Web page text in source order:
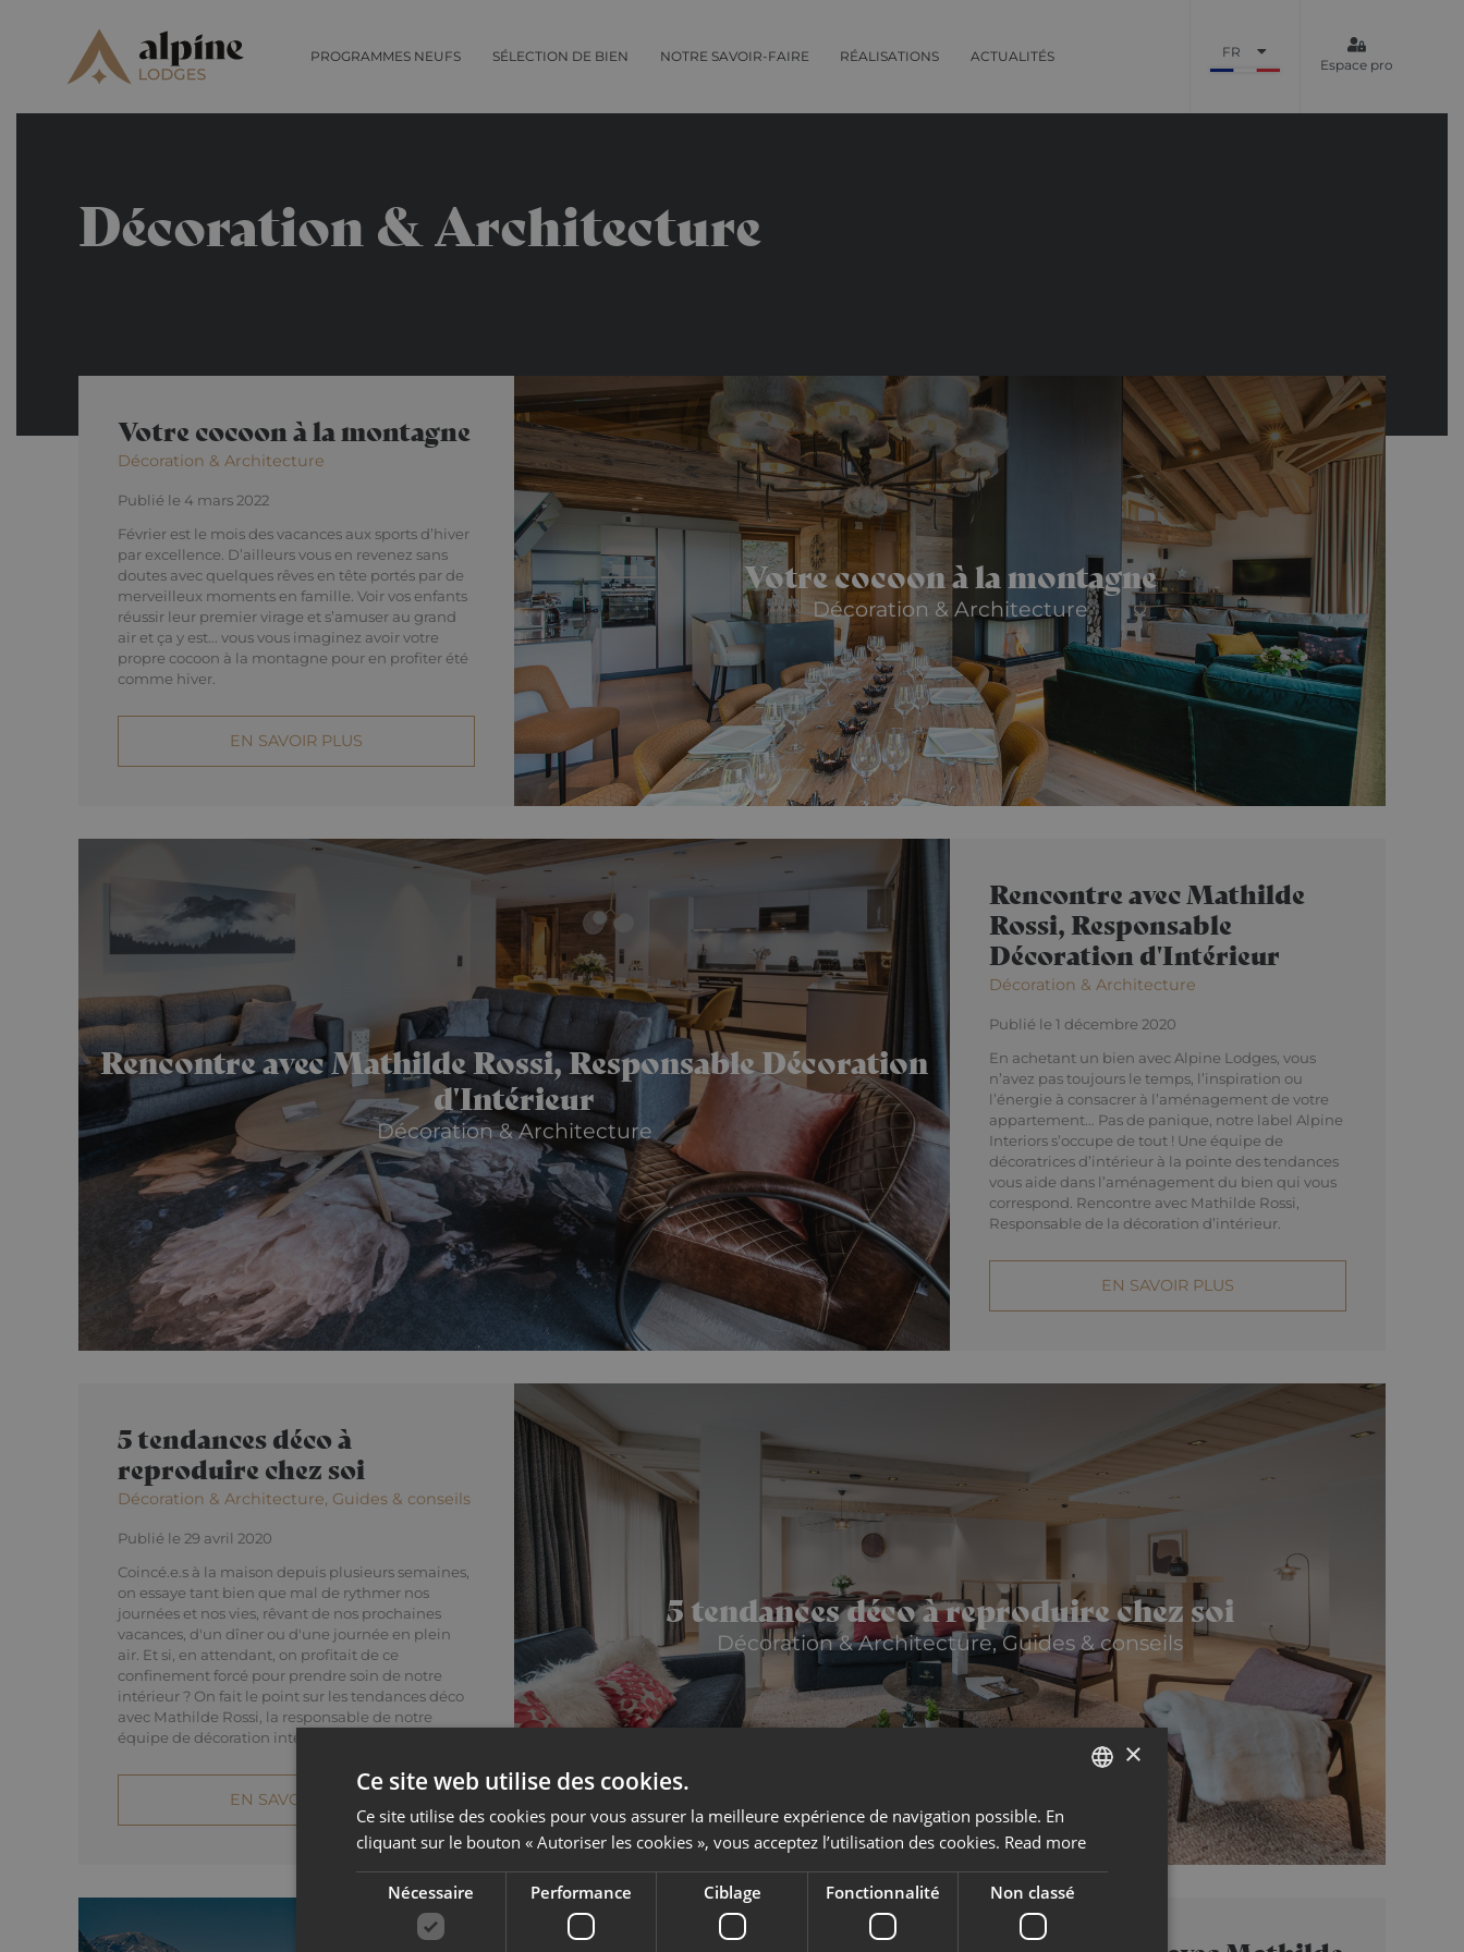
PROGRAMMES NEUFS SÉLECTION DE BIEN NOTRE SAVOIR-FAIRE RÉALISATIONS ACTUALITÉS
FR
Espace pro
Décoration & Architecture
Votre cocoon à la montagne
Décoration & Architecture
Publié le 4 mars 2022
Février est le mois des vacances aux sports d’hiver
par excellence. D’ailleurs vous en revenez sans
doutes avec quelques rêves en tête portés par de
merveilleux moments en famille. Voir vos enfants
réussir leur premier virage et s’amuser au grand
air et ça y est... vous vous imaginez avoir votre
propre cocoon à la montagne pour en profiter été
comme hiver.
EN SAVOIR PLUS
Votre cocoon à la montagne
Décoration & Architecture
Rencontre avec Mathilde
Rossi, Responsable
Décoration d'Intérieur
Décoration & Architecture
Publié le 1 décembre 2020
En achetant un bien avec Alpine Lodges, vous
n’avez pas toujours le temps, l’inspiration ou
l’énergie à consacrer à l’aménagement de votre
appartement… Pas de panique, notre label Alpine
Interiors s’occupe de tout ! Une équipe de
décoratrices d’intérieur à la pointe des tendances
vous aide dans l’aménagement du bien qui vous
correspond. Rencontre avec Mathilde Rossi,
Responsable de la décoration d’intérieur.
EN SAVOIR PLUS
Rencontre avec Mathilde Rossi, Responsable Décoration
d'Intérieur
Décoration & Architecture
5 tendances déco à
reproduire chez soi
Décoration & Architecture, Guides & conseils
Publié le 29 avril 2020
Coincé.e.s à la maison depuis plusieurs semaines,
on essaye tant bien que mal de rythmer nos
journées et nos vies, rêvant de nos prochaines
vacances, d'un dîner ou d'une journée en plein
air. Et si, en attendant, on profitait de ce
confinement forcé pour prendre soin de notre
intérieur ? On fait le point sur les tendances déco
avec Mathilde Rossi, la responsable de notre
équipe de décoration intérieure.
EN SAVOIR PLUS
5 tendances déco à reproduire chez soi
Décoration & Architecture, Guides & conseils
FRENCH
×
Ce site web utilise des cookies.
Ce site utilise des cookies pour vous assurer la meilleure expérience de navigation possible. En
cliquant sur le bouton « Autoriser les cookies », vous acceptez l’utilisation des cookies. Read more
Nécessaire Performance Ciblage Fonctionnalité Non classé